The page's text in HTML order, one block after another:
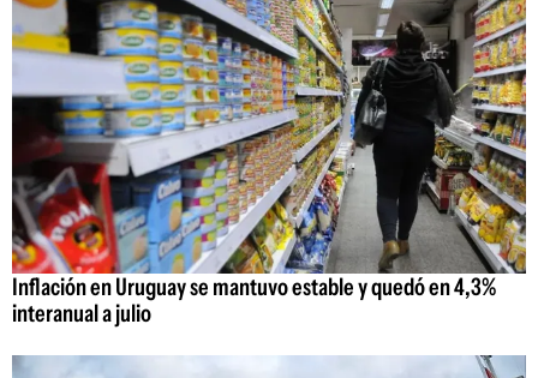
Inflación en Uruguay se mantuvo estable y quedó en 4,3%
interanual a julio